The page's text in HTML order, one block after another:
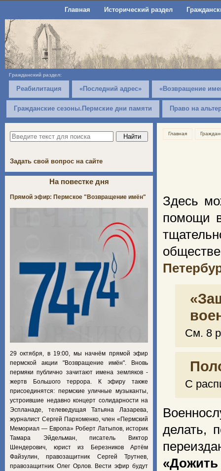
Главная Исторический раздел
Гражданский раздел:
Реабилитация «Последний адрес» «Возвращение
Гражданские сезоны.Пермские дни памяти Право на
Главная
Здесь
помощи
См. 8
С
делать,
Задать свой вопрос на сайте
На повестке дня
Прямой эфир: Пермское "Возвращение имён"
29 октября, в 19:00, мы начнём прямой эфир
пермской акции "Возвращение имён". Вновь
пермяки публично зачитают имена земляков -
жертв Большого террора. К эфиру также
присоединятся: пермские уличные музыканты,
устроившие недавно концерт солидарности на
Эспланаде, телеведущая Татьяна Лазарева,
журналист Сергей Пархоменко, член «Пермский
Мемориал — Европа» Роберт Латыпов, историк
Тамара Эйдельман, писатель Виктор
Шендерович, юрист из Березников Артём
Файзулин, правозащитник Сергей Трутнев,
правозащитник Олег Орлов. Вести эфир будут